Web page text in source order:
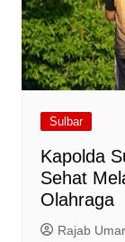
Sulbar
Kapolda
Sehat
Olahraga
Rajab Umar